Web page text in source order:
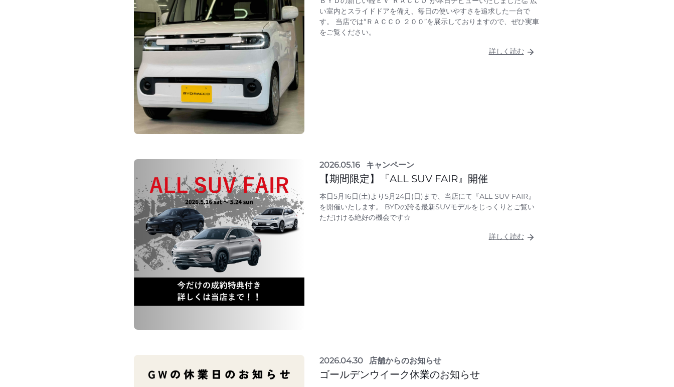
い室内とスライドドアを備え、毎日の使いやすさを追求した一台で
す。 当店では“ＲＡＣＣＯ ２００”を展示しておりますので、ぜひ実車
をご覧ください。
詳しく読む
2026.05.16 キャンペーン
【期間限定】『ALL SUV FAIR』開催
本日5月16日(土)より5月24日(日)まで、当店にて『ALL SUV FAIR』
を開催いたします。 BYDの誇る最新SUVモデルをじっくりとご覧い
ただけける絶好の機会です☆
詳しく読む
2026.04.30 店舗からのお知らせ
ゴールデンウイーク休業のお知らせ